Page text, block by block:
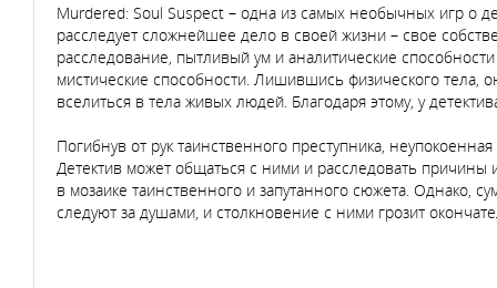
Murdered: Soul Suspect – одна из самых необычных игр о
расследует сложнейшее дело в своей жизни – свое
расследование, пытливый ум и аналитические
мистические способности. Лишившись физического тела,
вселиться в тела живых людей. Благодаря этому, у
Погибнув от рук таинственного преступника,
Детектив может общаться с ними и расследовать
в мозаике таинственного и запутанного сюжета. Однако,
следуют за душами, и столкновение с ними грозит